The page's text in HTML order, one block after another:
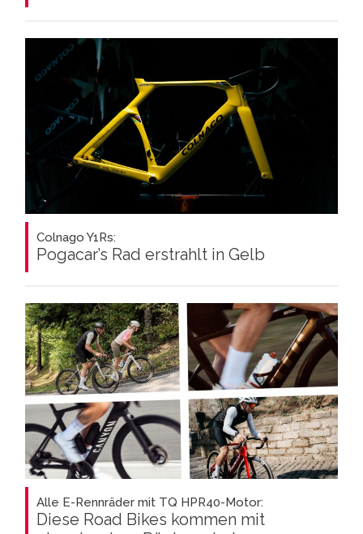
Colnago Y1Rs:
Pogacar’s Rad erstrahlt in Gelb
Alle E-Rennräder mit TQ HPR40-Motor:
Diese Road Bikes kommen mit